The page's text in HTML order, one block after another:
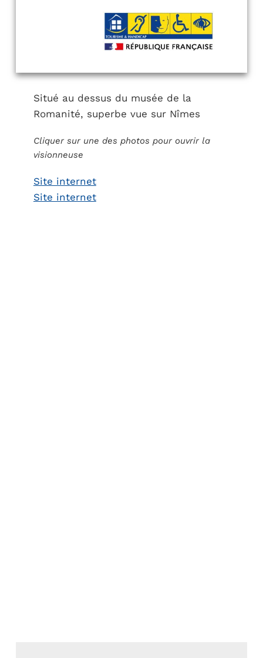
Situé au dessus du musée de la
Romanité, superbe vue sur Nîmes
Cliquer sur une des photos pour ouvrir la
visionneuse
Site internet
Site internet